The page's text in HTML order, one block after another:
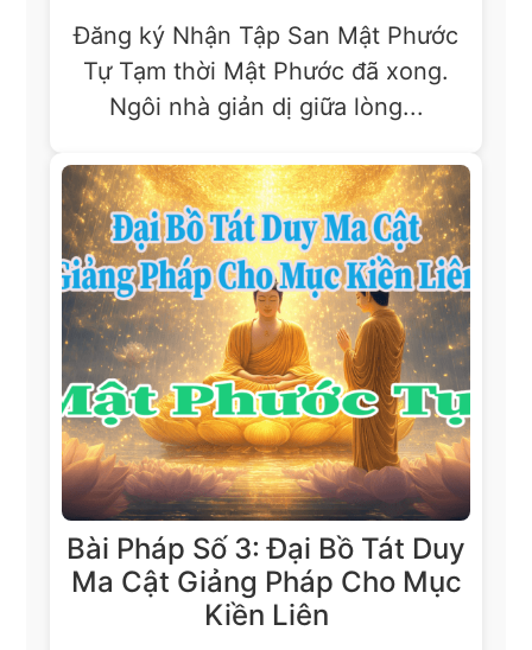
Đăng ký Nhận Tập San Mật Phước
Tự Tạm thời Mật Phước đã xong.
Ngôi nhà giản dị giữa lòng...
Bài Pháp Số 3: Đại Bồ Tát Duy
Ma Cật Giảng Pháp Cho Mục
Kiền Liên